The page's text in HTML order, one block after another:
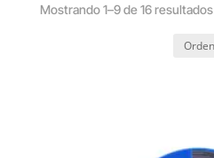
Mostrando 1–9 de 16 resultados